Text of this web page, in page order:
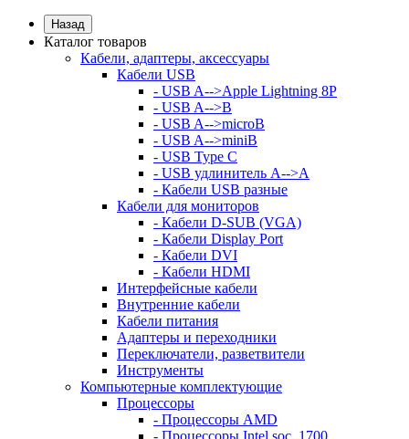
Назад
Каталог товаров
Кабели, адаптеры, аксессуары
Кабели USB
- USB A-->Apple Lightning 8P
- USB A-->B
- USB A-->microB
- USB A-->miniB
- USB Type C
- USB удлинитель A-->A
- Кабели USB разные
Кабели для мониторов
- Кабели D-SUB (VGA)
- Кабели Display Port
- Кабели DVI
- Кабели HDMI
Интерфейсные кабели
Внутренние кабели
Кабели питания
Адаптеры и переходники
Переключатели, разветвители
Инструменты
Компьютерные комплектующие
Процессоры
- Процессоры AMD
- Процессоры Intel soc. 1700